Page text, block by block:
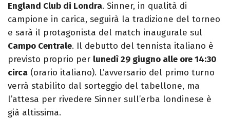
England Club di Londra. Sinner, in qualità di
campione in carica, seguirà la tradizione del torneo
e sarà il protagonista del match inaugurale sul
Campo Centrale. Il debutto del tennista italiano è
previsto proprio per lunedì 29 giugno alle ore 14:30
circa (orario italiano). L’avversario del primo turno
verrà stabilito dal sorteggio del tabellone, ma
l’attesa per rivedere Sinner sull’erba londinese è
già altissima.